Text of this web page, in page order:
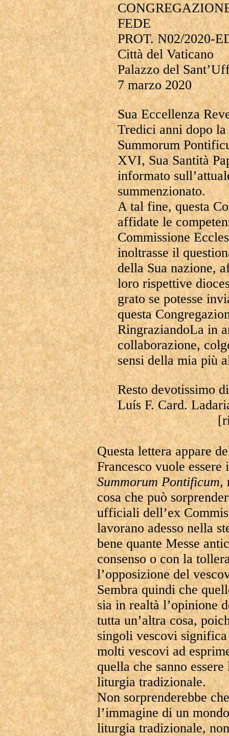
FEDE
PROT. N02/2020-
Città del Vaticano
Palazzo del
7 marzo 2020
Sua Eccellenza
Tredici anni dopo
Summorum
XVI, Sua Santità
informato
summenzionato.
A tal fine, questa
affidate le
Commissione
inoltrasse il
della Sua nazione,
loro rispettive
grato se potesse
questa
RingraziandoLa in
collaborazione,
sensi della mia più
Resto devotissimo
Luís F. Card.
Questa lettera appare
Francesco vuole
Summorum Pontificum,
cosa che può
ufficiali dell’ex
lavorano adesso nella
bene quante Messe
consenso o con la
l’opposizione del
Sembra quindi che
sia in realtà l’opinione
tutta un’altra cosa,
singoli vescovi
molti vescovi ad
quella che sanno
liturgia tradizionale.
Non sorprenderebbe
l’immagine di un
liturgia tradizionale,